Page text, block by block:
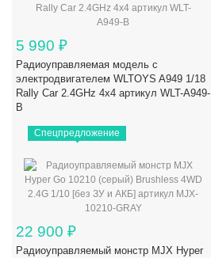
5 990 ₽
Радиоуправляемая модель с
электродвигателем WLTOYS A949 1/18
Rally Car 2.4GHz 4x4 артикул WLT-A949-
B
Спецпредложение
22 900 ₽
Радиоуправляемый монстр MJX Hyper